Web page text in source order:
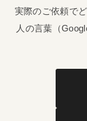
実際のご依頼で
人の言葉（